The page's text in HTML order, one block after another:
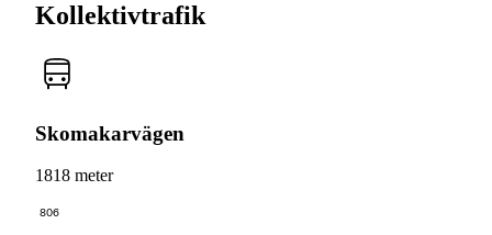
Kollektivtrafik
Skomakarvägen
1818 meter
806